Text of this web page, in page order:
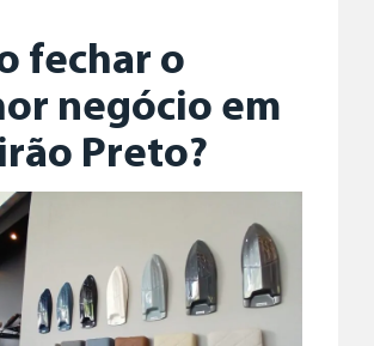
fechar o
negócio em
Preto?